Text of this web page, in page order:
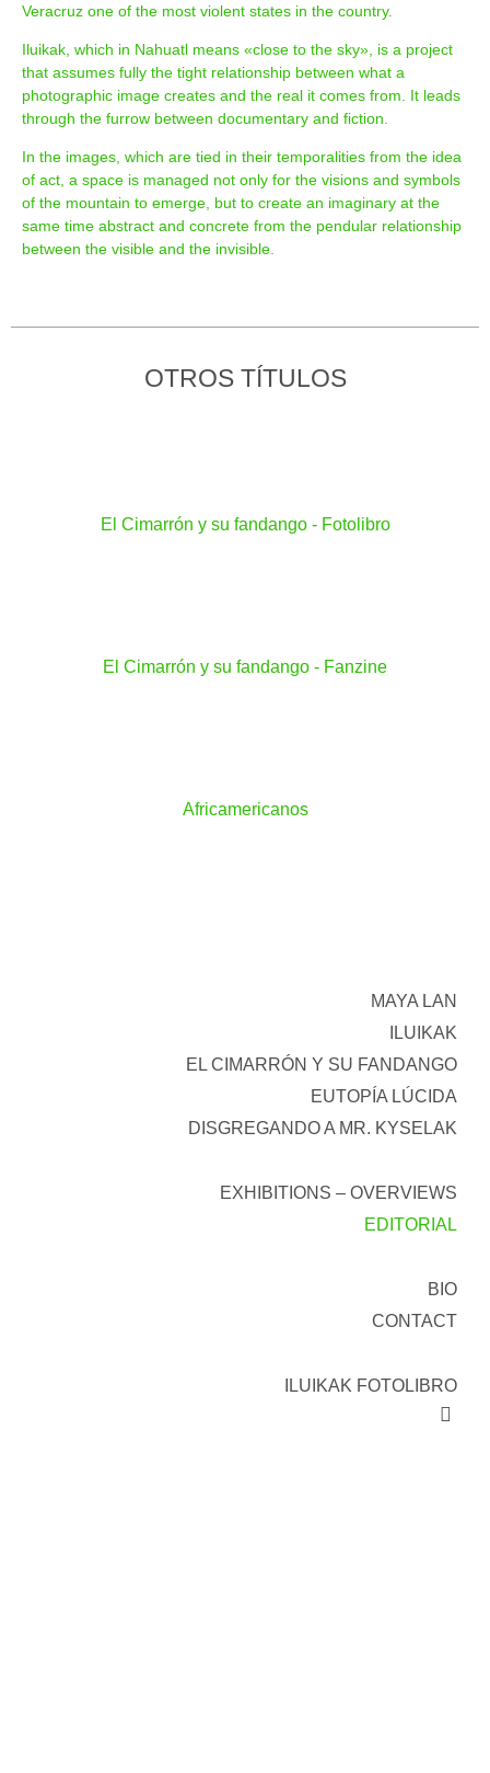
Veracruz one of the most violent states in the country.
Iluikak, which in Nahuatl means «close to the sky», is a project
that assumes fully the tight relationship between what a
photographic image creates and the real it comes from. It leads
through the furrow between documentary and fiction.
In the images, which are tied in their temporalities from the idea
of act, a space is managed not only for the visions and symbols
of the mountain to emerge, but to create an imaginary at the
same time abstract and concrete from the pendular relationship
between the visible and the invisible.
OTROS TÍTULOS
El Cimarrón y su fandango - Fotolibro
El Cimarrón y su fandango - Fanzine
Africamericanos
MAYA LAN
ILUIKAK
EL CIMARRÓN Y SU FANDANGO
EUTOPÍA LÚCIDA
DISGREGANDO A MR. KYSELAK
EXHIBITIONS – OVERVIEWS
EDITORIAL
BIO
CONTACT
ILUIKAK FOTOLIBRO